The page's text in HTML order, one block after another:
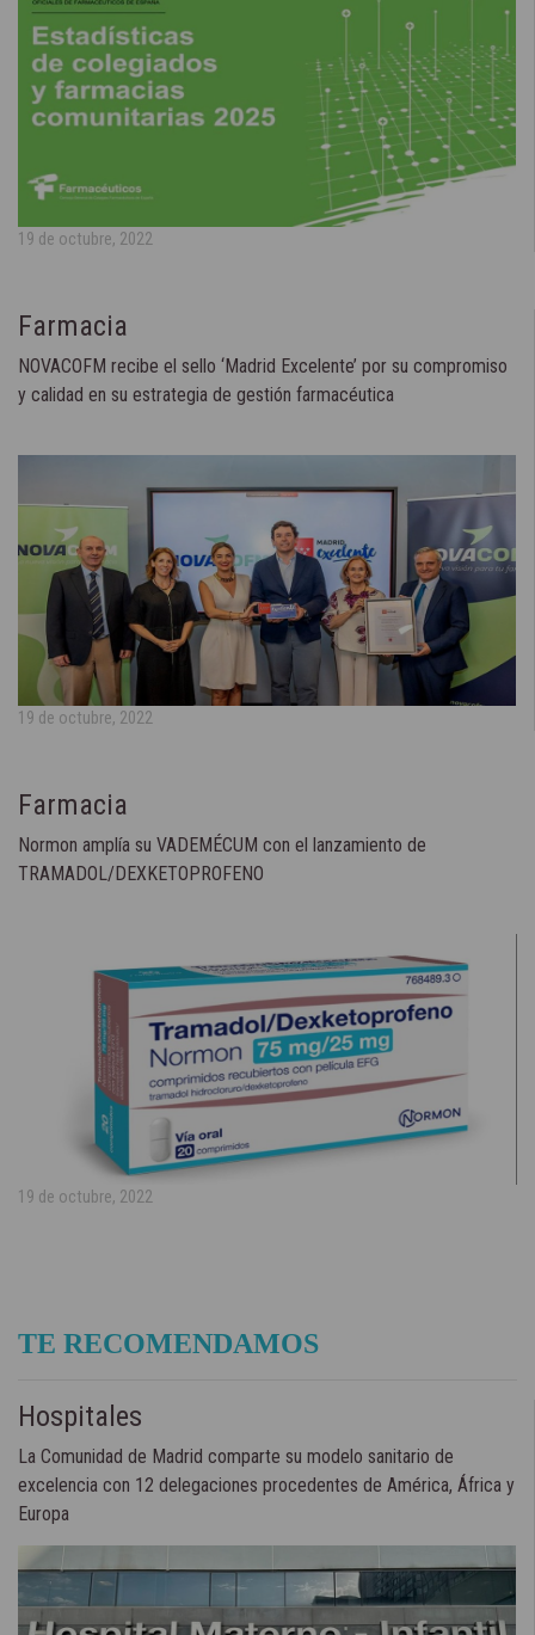
19 de octubre, 2022
Farmacia
NOVACOFM recibe el sello ‘Madrid Excelente’ por su compromiso
y calidad en su estrategia de gestión farmacéutica
19 de octubre, 2022
Farmacia
Normon amplía su VADEMÉCUM con el lanzamiento de
TRAMADOL/DEXKETOPROFENO
19 de octubre, 2022
TE RECOMENDAMOS
Hospitales
La Comunidad de Madrid comparte su modelo sanitario de
excelencia con 12 delegaciones procedentes de América, África y
Europa